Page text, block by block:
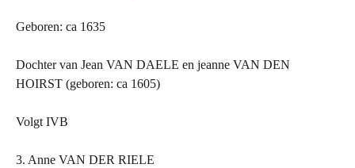
Geboren: ca 1635
Dochter van Jean VAN DAELE en jeanne VAN DEN
HOIRST (geboren: ca 1605)
Volgt IVB
3. Anne VAN DER RIELE